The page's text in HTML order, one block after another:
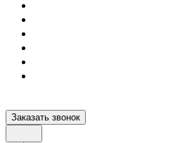
Заказать звонок